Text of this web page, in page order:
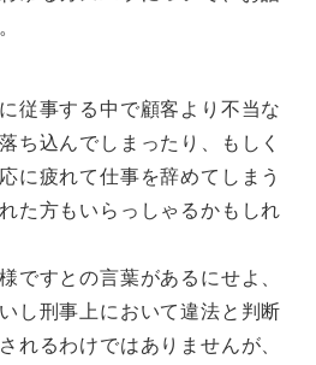
従事する中で顧客より不当な
ち込んでしまったり、もしく
に疲れて仕事を辞めてしまう
た方もいらっしゃるかもしれ
ですとの言葉があるにせよ、
し刑事上において違法と判断
れるわけではありませんが、